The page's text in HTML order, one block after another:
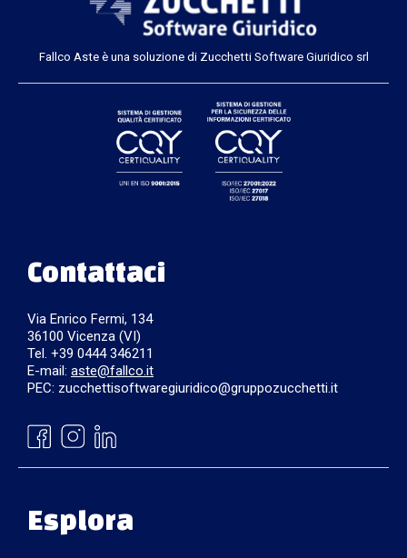
Fallco Aste è una soluzione di Zucchetti Software Giuridico srl
Contattaci
Via Enrico Fermi, 134
36100 Vicenza (VI)
Tel. +39 0444 346211
E-mail: aste@fallco.it
PEC: zucchettisoftwaregiuridico@gruppozucchetti.it
Esplora